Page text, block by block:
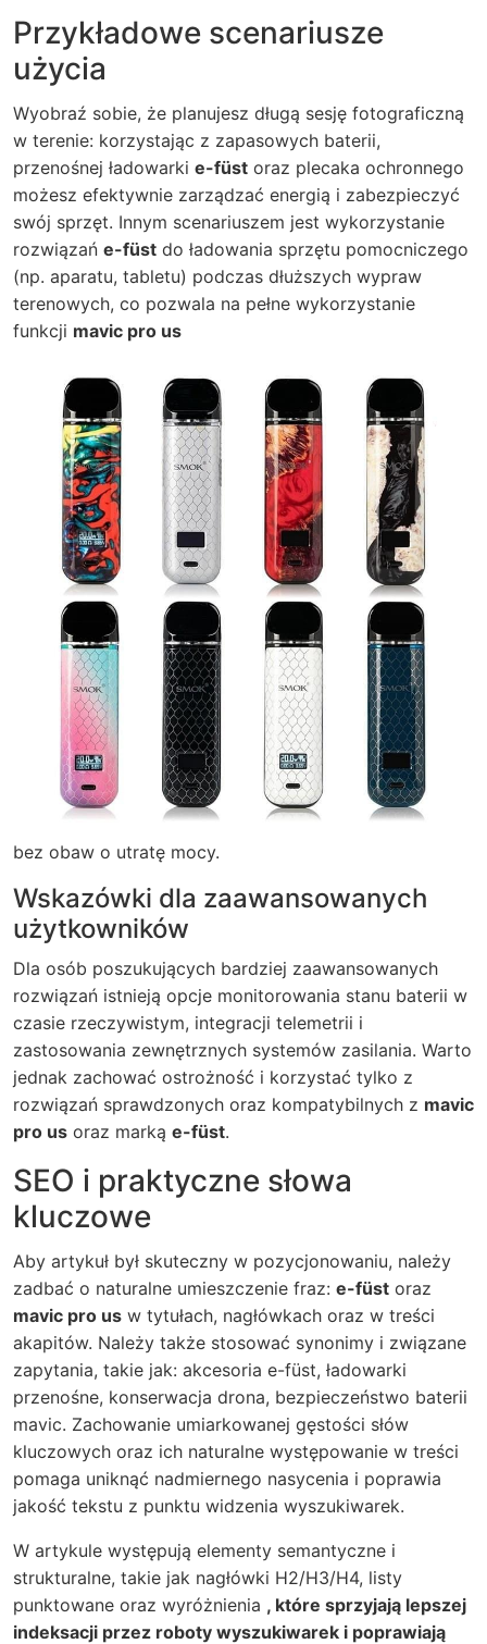
Przykładowe scenariusze
użycia
Wyobraź sobie, że planujesz długą sesję fotograficzną
w terenie: korzystając z zapasowych baterii,
przenośnej ładowarki e-füst oraz plecaka ochronnego
możesz efektywnie zarządzać energią i zabezpieczyć
swój sprzęt. Innym scenariuszem jest wykorzystanie
rozwiązań e-füst do ładowania sprzętu pomocniczego
(np. aparatu, tabletu) podczas dłuższych wypraw
terenowych, co pozwala na pełne wykorzystanie
funkcji mavic pro us
bez obaw o utratę mocy.
Wskazówki dla zaawansowanych
użytkowników
Dla osób poszukujących bardziej zaawansowanych
rozwiązań istnieją opcje monitorowania stanu baterii w
czasie rzeczywistym, integracji telemetrii i
zastosowania zewnętrznych systemów zasilania. Warto
jednak zachować ostrożność i korzystać tylko z
rozwiązań sprawdzonych oraz kompatybilnych z mavic
pro us oraz marką e-füst.
SEO i praktyczne słowa
kluczowe
Aby artykuł był skuteczny w pozycjonowaniu, należy
zadbać o naturalne umieszczenie fraz: e-füst oraz
mavic pro us w tytułach, nagłówkach oraz w treści
akapitów. Należy także stosować synonimy i związane
zapytania, takie jak: akcesoria e-füst, ładowarki
przenośne, konserwacja drona, bezpieczeństwo baterii
mavic. Zachowanie umiarkowanej gęstości słów
kluczowych oraz ich naturalne występowanie w treści
pomaga uniknąć nadmiernego nasycenia i poprawia
jakość tekstu z punktu widzenia wyszukiwarek.
W artykule występują elementy semantyczne i
strukturalne, takie jak nagłówki H2/H3/H4, listy
punktowane oraz wyróżnienia , które sprzyjają lepszej
indeksacji przez roboty wyszukiwarek i poprawiają